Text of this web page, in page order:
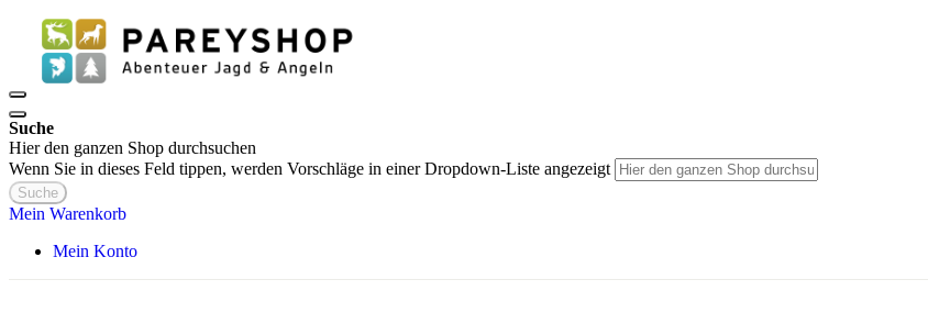
Suche
Hier den ganzen Shop durchsuchen
Wenn Sie in dieses Feld tippen, werden Vorschläge in einer Dropdown-Liste angezeigt
Suche
Mein Warenkorb
Mein Konto